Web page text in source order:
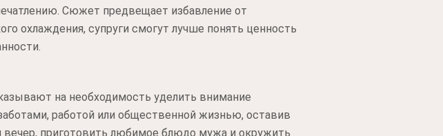
Сюжет предвещает избавление от
охлаждения, супруги смогут лучше понять ценность
на необходимость уделить внимание
работой или общественной жизнью, оставив
приготовить любимое блюдо мужа и окружить